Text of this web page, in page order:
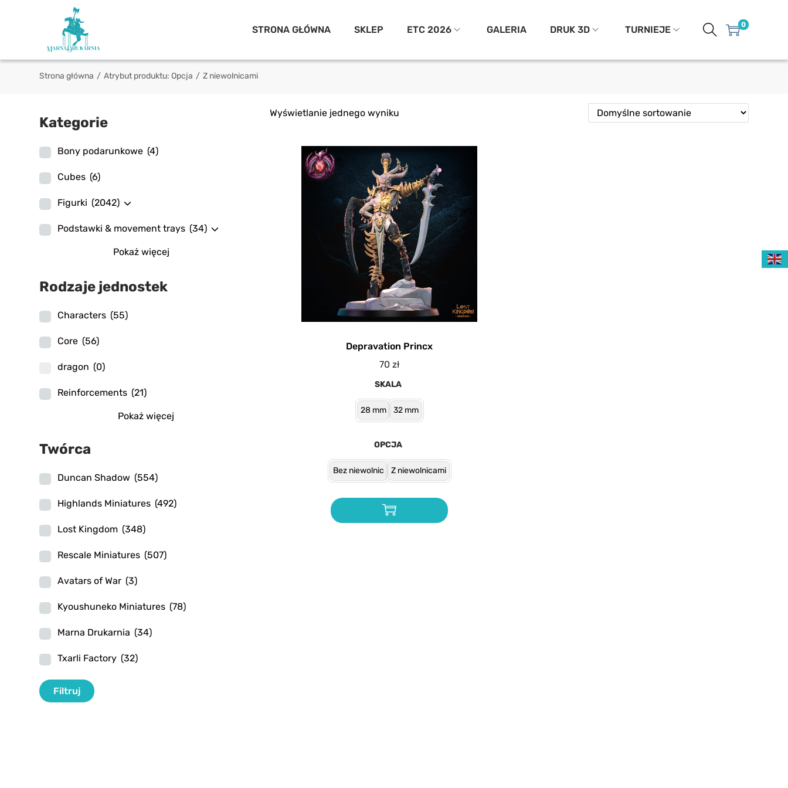
STRONA GŁÓWNA SKLEP ETC 2026 GALERIA DRUK 3D TURNIEJE 0
Strona główna / Atrybut produktu: Opcja / Z niewolnicami
Wyświetlanie jednego wyniku
Depravation Princx
70zł
SKALA
28 mm 32 mm
OPCJA
Bez niewolnic Z niewolnicami
Kategorie
Bony podarunkowe (4)
Cubes (6)
Figurki (2042)
Podstawki & movement trays (34)
Pokaż więcej
Rodzaje jednostek
Characters (55)
Core (56)
dragon (0)
Reinforcements (21)
Pokaż więcej
Twórca
Duncan Shadow (554)
Highlands Miniatures (492)
Lost Kingdom (348)
Rescale Miniatures (507)
Avatars of War (3)
Kyoushuneko Miniatures (78)
Marna Drukarnia (34)
Txarli Factory (32)
Filtr